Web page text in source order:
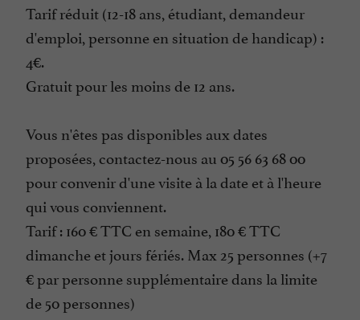
Tarif réduit (12-18 ans, étudiant, demandeur
d'emploi, personne en situation de handicap) :
4€.
Gratuit pour les moins de 12 ans.
Vous n'êtes pas disponibles aux dates
proposées, contactez-nous au 05 56 63 68 00
pour convenir d'une visite à la date et à l'heure
qui vous conviennent.
Tarif : 160 € TTC en semaine, 180 € TTC
dimanche et jours fériés. Max 25 personnes (+7
€ par personne supplémentaire dans la limite
de 50 personnes)